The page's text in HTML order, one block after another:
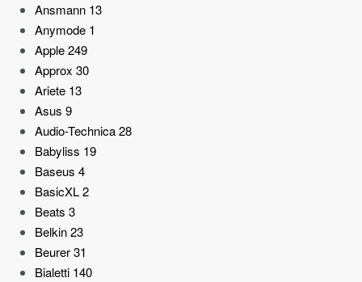
Ansmann 13
Anymode 1
Apple249
Approx 30
Ariete 13
Asus 9
Audio-Technica28
Babyliss 19
Baseus 4
BasicXL2
Beats 3
Belkin23
Beurer31
Bialetti 140